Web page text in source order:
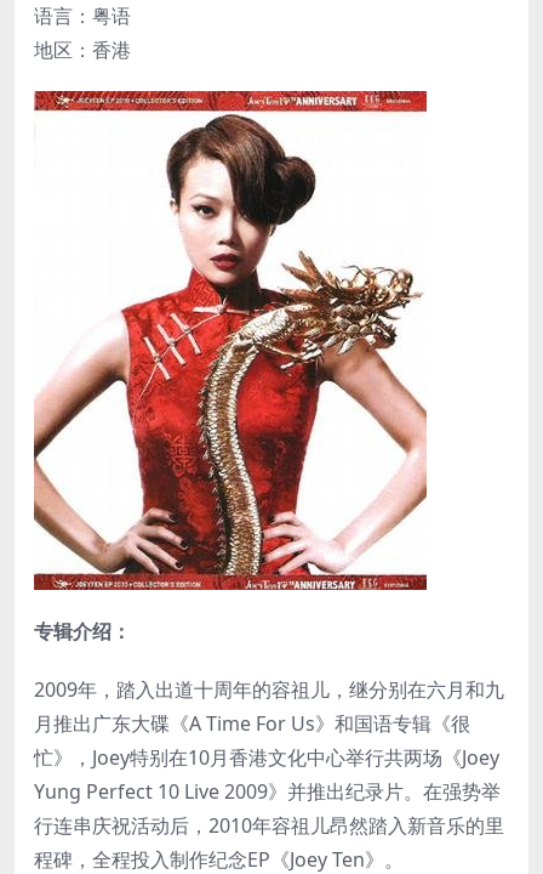
语言：粤语
地区：香港
专辑介绍：
2009年，踏入出道十周年的容祖儿，继分别在六月和九
月推出广东大碟《A Time For Us》和国语专辑《很
忙》，Joey特别在10月香港文化中心举行共两场《Joey
Yung Perfect 10 Live 2009》并推出纪录片。在强势举
行连串庆祝活动后，2010年容祖儿昂然踏入新音乐的里
程碑，全程投入制作纪念EP《Joey Ten》。